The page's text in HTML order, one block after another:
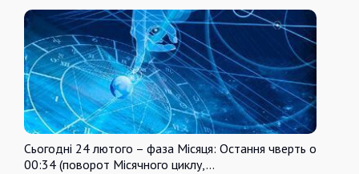
Сьогодні 24 лютого – фаза Місяця: Остання чверть о
00:34 (поворот Місячного циклу,…